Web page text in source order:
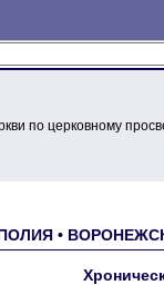
по церковному
•